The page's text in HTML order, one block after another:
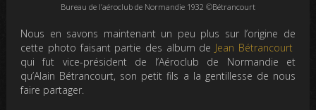
Bureau de l’aéroclub de Normandie 1932 ©Bétrancourt
Nous en savons maintenant un peu plus sur l’origine de
cette photo faisant partie des album de Jean Bétrancourt
qui fut vice-président de l’Aéroclub de Normandie et
qu’Alain Bétrancourt, son petit fils a la gentillesse de nous
faire partager.